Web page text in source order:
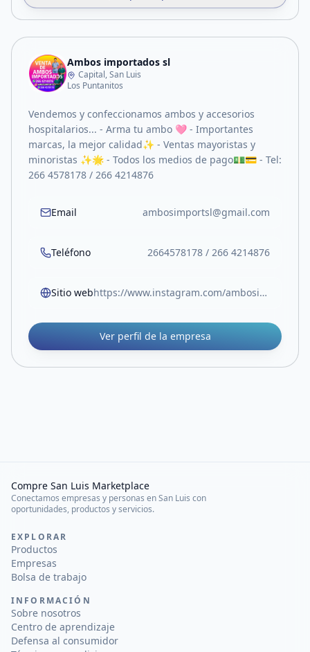
Ambos importados sl
Capital, San Luis
Los Puntanitos
Vendemos y confeccionamos ambos y accesorios
hospitalarios... - Arma tu ambo 🩷 - Importantes
marcas, la mejor calidad✨ - Ventas mayoristas y
minoristas ✨🌟 - Todos los medios de pago💵💳 - Tel:
266 4578178 / 266 4214876
Email ambosimportsl@gmail.com
Teléfono 2664578178 / 266 4214876
Sitio web https://www.instagram.com/ambosimportsl?igsh=bWs0aHljaDdnaXUw&utm_source=qr
Ver perfil de la empresa
Compre San Luis Marketplace
Conectamos empresas y personas en San Luis con
oportunidades, productos y servicios.
EXPLORAR
Productos
Empresas
Bolsa de trabajo
INFORMACIÓN
Sobre nosotros
Centro de aprendizaje
Defensa al consumidor